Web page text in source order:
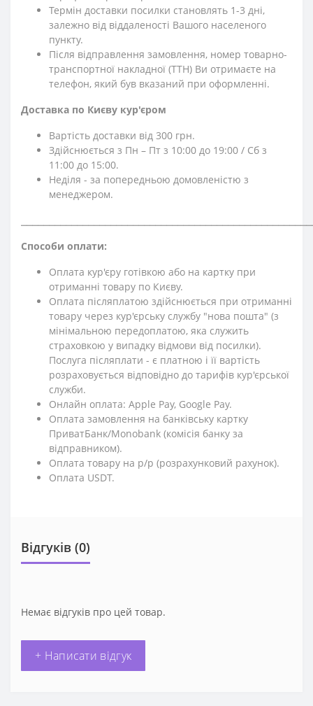
Термін доставки посилки становлять 1-3 дні,
залежно від віддаленості Вашого населеного
пункту.
Після відправлення замовлення, номер товарно-
транспортної накладної (ТТН) Ви отримаєте на
телефон, який був вказаний при оформленні.
Доставка по Києву кур'єром
Вартість доставки від 300 грн.
Здійснюється з Пн – Пт з 10:00 до 19:00 / Сб з
11:00 до 15:00.
Неділя - за попередньою домовленістю з
менеджером.
Способи оплати:
Оплата кур'єру готівкою або на картку при
отриманні товару по Києву.
Оплата післяплатою здійснюється при отриманні
товару через кур'єрську службу "нова пошта" (з
мінімальною передоплатою, яка служить
страховкою у випадку відмови від посилки).
Послуга післяплати - є платною і її вартість
розраховується відповідно до тарифів кур'єрської
служби.
Онлайн оплата: Apple Pay, Google Pay.
Оплата замовлення на банківську картку
ПриватБанк/Monobank (комісія банку за
відправником).
Оплата товару на р/р (розрахунковий рахунок).
Оплата USDT.
Відгуків (0)
Немає відгуків про цей товар.
+ Написати відгук